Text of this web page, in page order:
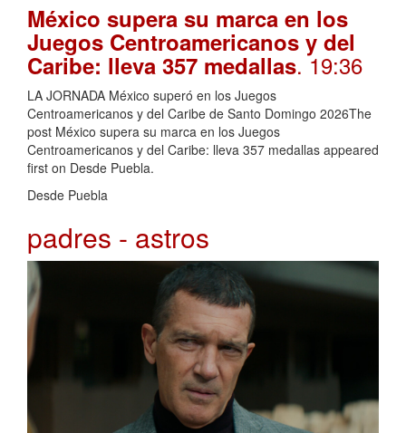
México supera su marca en los
Juegos Centroamericanos y del
Caribe: lleva 357 medallas. 19:36
LA JORNADA México superó en los Juegos
Centroamericanos y del Caribe de Santo Domingo 2026The
post México supera su marca en los Juegos
Centroamericanos y del Caribe: lleva 357 medallas appeared
first on Desde Puebla.
Desde Puebla
padres - astros